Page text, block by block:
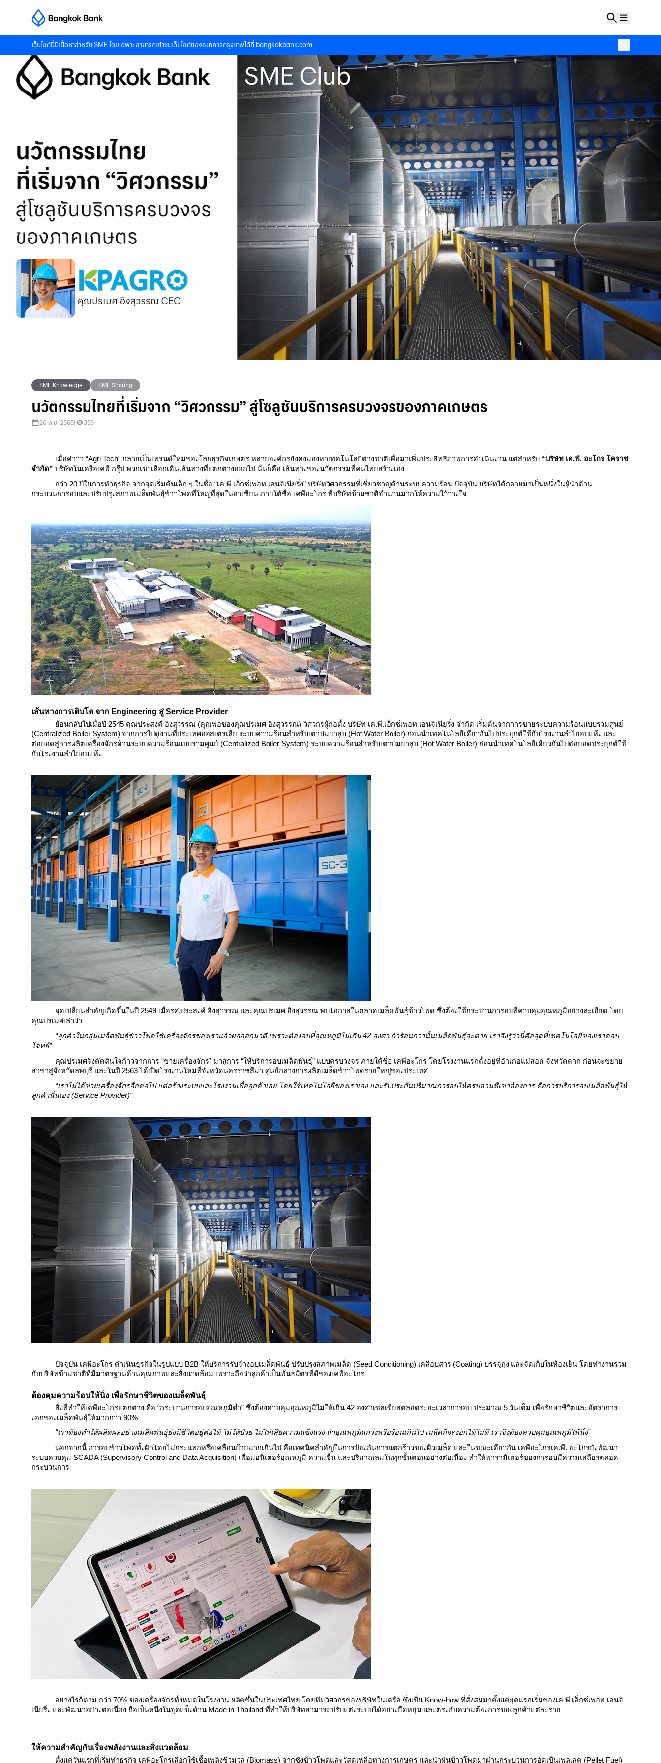
เว็บไซต์นี้มีเนื้อหาสำหรับ SME โดยเฉพาะ สามารถเข้าชมเว็บไซต์ของธนาคารกรุงเทพได้ที่ bangkokbank.com
SME Knowledge SME Sharing
นวัตกรรมไทยที่เริ่มจาก “วิศวกรรม” สู่โซลูชันบริการครบวงจรของภาคเกษตร
20 พ.ย. 2568 356
เมื่อคำว่า “Agri Tech” กลายเป็นเทรนด์ใหม่ของโลกธุรกิจเกษตร หลายองค์กรยังคงมองหาเทคโนโลยีต่างชาติเพื่อมาเพิ่มประสิทธิภาพการดำเนินงาน แต่สำหรับ “บริษัท เค.พี. อะโกร โคราช
จำกัด” บริษัทในเครือเคพี กรุ๊ป พวกเขาเลือกเดินเส้นทางที่แตกต่างออกไป นั่นก็คือ เส้นทางของนวัตกรรมที่คนไทยสร้างเอง
กว่า 20 ปีในการทำธุรกิจ จากจุดเริ่มต้นเล็ก ๆ ในชื่อ “เค.พี.เอ็กซ์เพอท เอนจิเนียริ่ง” บริษัทวิศวกรรมที่เชี่ยวชาญด้านระบบความร้อน ปัจจุบัน บริษัทได้กลายมาเป็นหนึ่งในผู้นำด้าน
กระบวนการอบและปรับปรุงสภาพเมล็ดพันธุ์ข้าวโพดที่ใหญ่ที่สุดในอาเซียน ภายใต้ชื่อ เคพีอะโกร ที่บริษัทข้ามชาติจำนวนมากให้ความไว้วางใจ
เส้นทางการเติบโต จาก Engineering สู่ Service Provider
ย้อนกลับไปเมื่อปี 2545 คุณประสงค์ อิงสุวรรณ (คุณพ่อของคุณปรเมศ อิงสุวรรณ) วิศวกรผู้ก่อตั้ง บริษัท เค.พี.เอ็กซ์เพอท เอนจิเนียริ่ง จำกัด เริ่มต้นจากการขายระบบความร้อนแบบรวมศูนย์
(Centralized Boiler System) จากการไปดูงานที่ประเทศออสเตรเลีย ระบบความร้อนสำหรับเตาบ่มยาสูบ (Hot Water Boiler) ก่อนนำเทคโนโลยีเดียวกันไปประยุกต์ใช้กับโรงงานลำไยอบแห้ง และ
ต่อยอดสู่การผลิตเครื่องจักรด้านระบบความร้อนแบบรวมศูนย์ (Centralized Boiler System) ระบบความร้อนสำหรับเตาบ่มยาสูบ (Hot Water Boiler) ก่อนนำเทคโนโลยีเดียวกันไปต่อยอดประยุกต์ใช้
กับโรงงานลำไยอบแห้ง
จุดเปลี่ยนสำคัญเกิดขึ้นในปี 2549 เมื่อรศ.ประสงค์ อิงสุวรรณ และคุณปรเมศ อิงสุวรรณ พบโอกาสในตลาดเมล็ดพันธุ์ข้าวโพด ซึ่งต้องใช้กระบวนการอบที่ควบคุมอุณหภูมิอย่างละเอียด โดย
คุณปรเมศเล่าว่า
“ลูกค้าในกลุ่มเมล็ดพันธุ์ข้าวโพดใช้เครื่องจักรของเราแล้วผลออกมาดี เพราะต้องอบที่อุณหภูมิไม่เกิน 42 องศา ถ้าร้อนกว่านั้นเมล็ดพันธุ์จะตาย เราจึงรู้ว่านี่คือจุดที่เทคโนโลยีของเราตอบ
โจทย์”
คุณปรเมศจึงตัดสินใจก้าวจากการ “ขายเครื่องจักร” มาสู่การ “ให้บริการอบเมล็ดพันธุ์” แบบครบวงจร ภายใต้ชื่อ เคพีอะโกร โดยโรงงานแรกตั้งอยู่ที่อำเภอแม่สอด จังหวัดตาก ก่อนจะขยาย
สาขาสู่จังหวัดลพบุรี และในปี 2563 ได้เปิดโรงงานใหม่ที่จังหวัดนครราชสีมา ศูนย์กลางการผลิตเมล็ดข้าวโพดรายใหญ่ของประเทศ
“เราไม่ได้ขายเครื่องจักรอีกต่อไป แต่สร้างระบบและโรงงานเพื่อลูกค้าเลย โดยใช้เทคโนโลยีของเราเอง และรับประกันปริมาณการอบให้ครบตามที่เขาต้องการ คือการบริการอบเมล็ดพันธุ์ให้
ลูกค้านั่นเอง (Service Provider)”
ปัจจุบัน เคพีอะโกร ดำเนินธุรกิจในรูปแบบ B2B ให้บริการรับจ้างอบเมล็ดพันธุ์ ปรับปรุงสภาพเมล็ด (Seed Conditioning) เคลือบสาร (Coating) บรรจุถุง และจัดเก็บในห้องเย็น โดยทำงานร่วม
กับบริษัทข้ามชาติที่มีมาตรฐานด้านคุณภาพและสิ่งแวดล้อม เพราะถือว่าลูกค้าเป็นพันธมิตรที่ดีของเคพีอะโกร
ต้องคุมความร้อนให้นิ่ง เพื่อรักษาชีวิตของเมล็ดพันธุ์
สิ่งที่ทำให้เคพีอะโกรแตกต่าง คือ “กระบวนการอบอุณหภูมิต่ำ” ซึ่งต้องควบคุมอุณหภูมิไม่ให้เกิน 42 องศาเซลเซียสตลอดระยะเวลาการอบ ประมาณ 5 วันเต็ม เพื่อรักษาชีวิตและอัตราการ
งอกของเมล็ดพันธุ์ให้มากกว่า 90%
“เราต้องทำให้ผลิตผลอย่างเมล็ดพันธุ์ยังมีชีวิตอยู่ต่อได้ ไม่ให้ป่วย ไม่ให้เสียความแข็งแรง ถ้าอุณหภูมิแกว่งหรือร้อนเกินไป เมล็ดก็จะงอกได้ไม่ดี เราจึงต้องควบคุมอุณหภูมิให้นิ่ง”
นอกจากนี้ การอบข้าวโพดทั้งฝักโดยไม่กระแทกหรือเคลื่อนย้ายมากเกินไป คือเทคนิคสำคัญในการป้องกันการแตกร้าวของผิวเมล็ด และในขณะเดียวกัน เคพีอะโกรเค.พี. อะโกรยังพัฒนา
ระบบควบคุม SCADA (Supervisory Control and Data Acquisition) เพื่อมอนิเตอร์อุณหภูมิ ความชื้น และปริมาณลมในทุกขั้นตอนอย่างต่อเนื่อง ทำให้พารามิเตอร์ของการอบมีความเสถียรตลอด
กระบวนการ
อย่างไรก็ตาม กว่า 70% ของเครื่องจักรทั้งหมดในโรงงาน ผลิตขึ้นในประเทศไทย โดยทีมวิศวกรของบริษัทในเครือ ซึ่งเป็น Know-how ที่สั่งสมมาตั้งแต่ยุคแรกเริ่มของเค.พี.เอ็กซ์เพอท เอนจิ
เนียริ่ง และพัฒนาอย่างต่อเนื่อง ถือเป็นหนึ่งในจุดแข็งด้าน Made in Thailand ที่ทำให้บริษัทสามารถปรับแต่งระบบได้อย่างยืดหยุ่น และตรงกับความต้องการของลูกค้าแต่ละราย
ให้ความสำคัญกับเรื่องพลังงานและสิ่งแวดล้อม
ตั้งแต่วันแรกที่เริ่มทำธุรกิจ เคพีอะโกรเลือกใช้เชื้อเพลิงชีวมวล (Biomass) จากซังข้าวโพดและวัสดุเหลือทางการเกษตร และนำฝุ่นข้าวโพดมาผ่านกระบวนการอัดเป็นเพลเลต (Pellet Fuel)